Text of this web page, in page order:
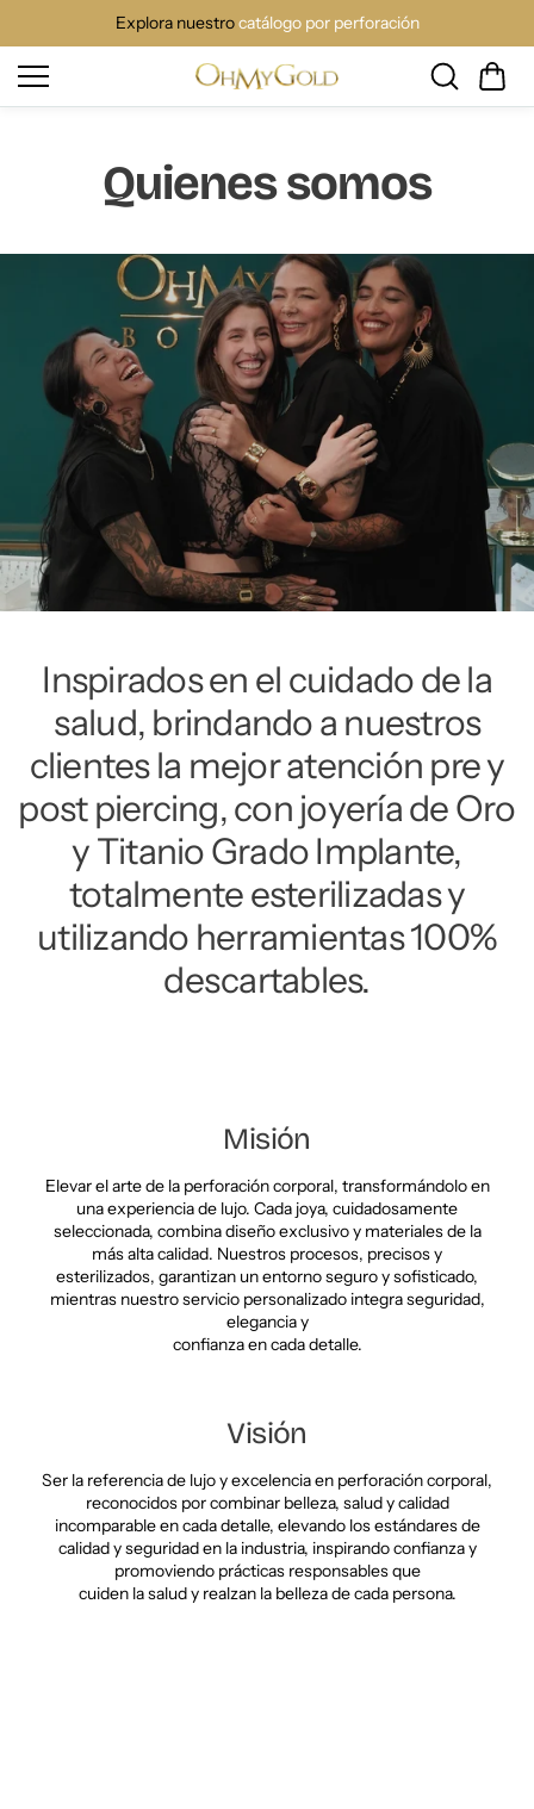
do
Explora nuestrocatálogo por perforación
Quienes somos
Inspirados en el cuidado de la
salud, brindando a nuestros
clientes la mejor atención pre y
post piercing, con joyería de Oro
y Titanio Grado Implante,
totalmente esterilizadas y
utilizando herramientas 100%
descartables.
Misión
Elevar el arte de la perforación corporal, transformándolo en
una experiencia de lujo. Cada joya, cuidadosamente
seleccionada, combina diseño exclusivo y materiales de la
más alta calidad. Nuestros procesos, precisos y
esterilizados, garantizan un entorno seguro y sofisticado,
mientras nuestro servicio personalizado integra seguridad,
elegancia y
confianza en cada detalle.
Visión
Ser la referencia de lujo y excelencia en perforación corporal,
reconocidos por combinar belleza, salud y calidad
incomparable en cada detalle, elevando los estándares de
calidad y seguridad en la industria, inspirando confianza y
promoviendo prácticas responsables que
cuiden la salud y realzan la belleza de cada persona.